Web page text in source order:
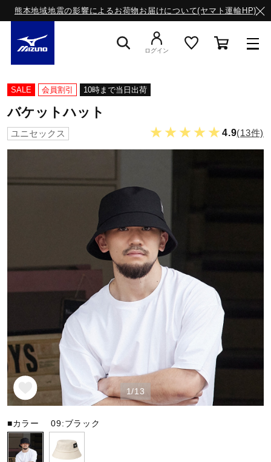
熊本地域地震の影響によるお荷物お届けについて(ヤマト運輸HP)
スニーカー
ライフスタイルウエア
トレーニング
ゴルフ
スイム
バレーボール
ログイン
SALE 会員割引 10時まで当日出荷
バケットハット
ユニセックス ★★★★★4.9(13件)
1/13
■カラー09:ブラック